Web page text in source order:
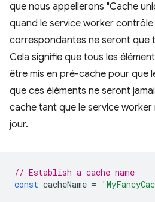
que nous appellerons "Cache
quand le service worker
correspondantes ne seront que
Cela signifie que tous les
être mis en pré-cache pour que
que ces éléments ne seront
cache tant que le service worker
jour.
// Establish a cache name
const cacheName =